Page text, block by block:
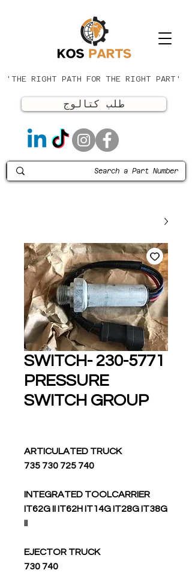
'THE RIGHT PATH FOR THE RIGHT PART'
طلب كتالوج
230-5771 SWITCH-
PRESSURE
SWITCH GROUP
ARTICULATED TRUCK
740 725 730 735
INTEGRATED TOOLCARRIER
IT62G II IT62H IT14G IT28G IT38G
II
EJECTOR TRUCK
740 730